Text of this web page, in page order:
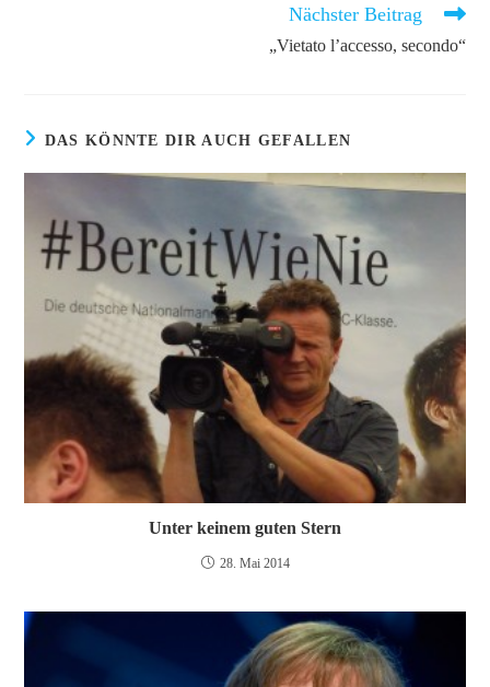
Nächster Beitrag
„Vietato l’accesso, secondo“
DAS KÖNNTE DIR AUCH GEFALLEN
Unter keinem guten Stern
28. Mai 2014